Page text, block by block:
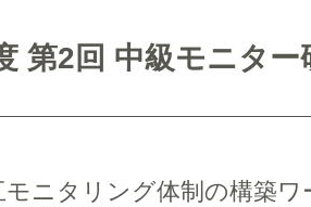
第2回 中級モニタ
モニタリング体制の構築